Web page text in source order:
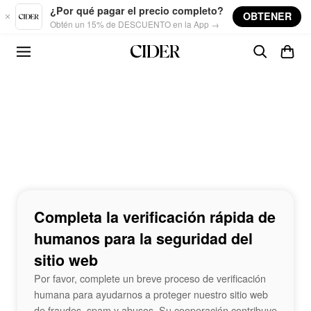
Skip to main content
¿Por qué pagar el precio completo?
Obtén un 15% de DESCUENTO en la App →
OBTENER
Completa la verificación rápida de
humanos para la seguridad del
sitio web
Por favor, complete un breve proceso de verificación
humana para ayudarnos a proteger nuestro sitio web